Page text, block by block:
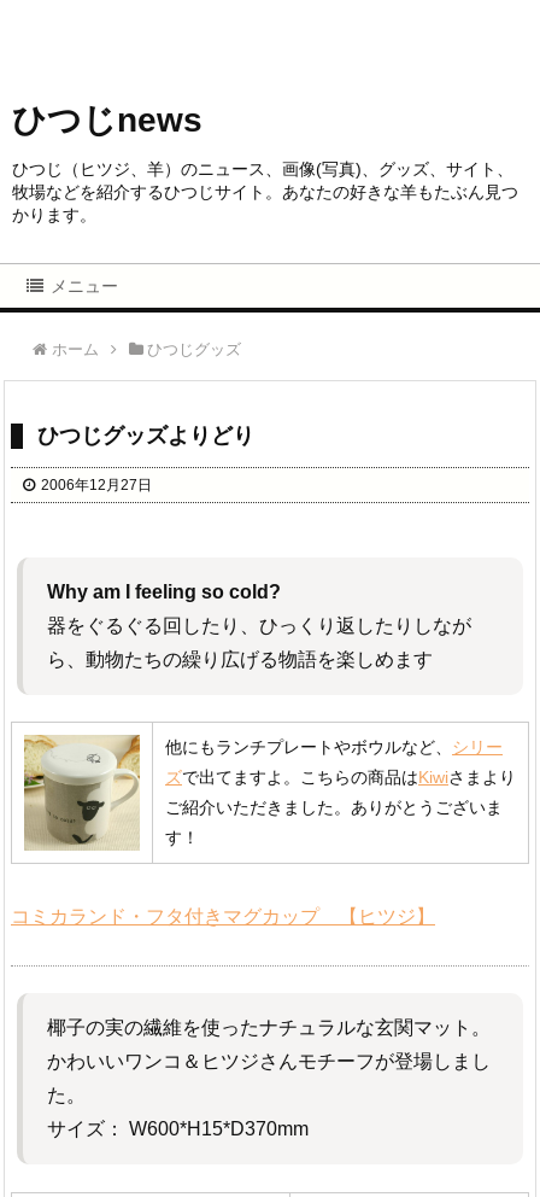
ひつじnews
ひつじ（ヒツジ、羊）のニュース、画像(写真)、グッズ、サイト、
牧場などを紹介するひつじサイト。あなたの好きな羊もたぶん見つ
かります。
メニュー
ホーム ひつじグッズ
ひつじグッズよりどり
2006年12月27日
Why am I feeling so cold?
器をぐるぐる回したり、ひっくり返したりしなが
ら、動物たちの繰り広げる物語を楽しめます
他にもランチプレートやボウルなど、 シリー
ズで出てますよ。こちらの商品はKiwiさまより
ご紹介いただきました。ありがとうございま
す！
コミカランド・フタ付きマグカップ 【ヒツジ】
椰子の実の繊維を使ったナチュラルな玄関マット。
かわいいワンコ＆ヒツジさんモチーフが登場しまし
た。
サイズ： W600*H15*D370mm